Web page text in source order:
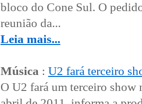
bloco do Cone Sul. O
reunião da...
Leia mais...
Música : U2 fará terceiro
O U2 fará um terceiro show